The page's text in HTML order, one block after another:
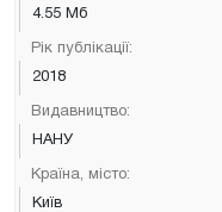
4.55 Мб
Рік публікації:
2018
Видавництво:
НАНУ
Країна, місто:
Київ